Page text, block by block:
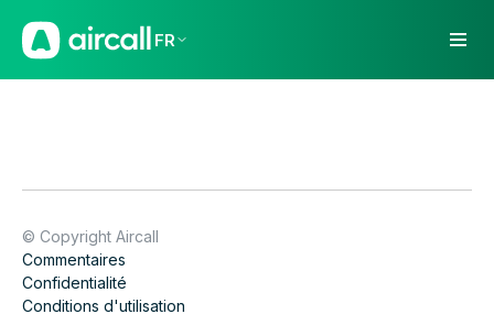
FR
© Copyright Aircall
Commentaires
Confidentialité
Conditions d'utilisation